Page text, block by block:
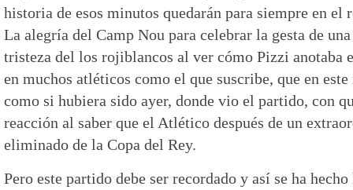
historia de esos minutos quedarán para siempre en el
La alegría del Camp Nou para celebrar la gesta de
tristeza del los rojiblancos al ver cómo Pizzi anotaba
en muchos atléticos como el que suscribe, que en
como si hubiera sido ayer, donde vio el partido, con
reacción al saber que el Atlético después de un
eliminado de la Copa del Rey.
Pero este partido debe ser recordado y así se ha